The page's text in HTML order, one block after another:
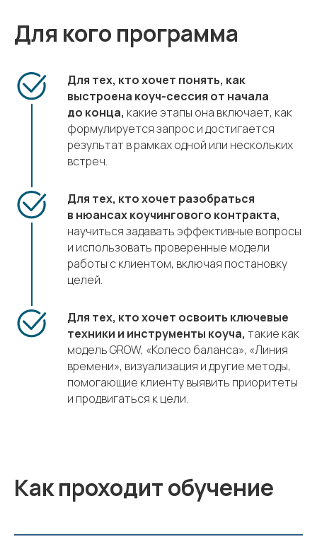
Для кого программа
Для тех, кто хочет понять, как
выстроена коуч-сессия от начала
до конца, какие этапы она включает, как
формулируется запрос и достигается
результат в рамках одной или нескольких
встреч.
Для тех, кто хочет разобраться
в нюансах коучингового контракта,
научиться задавать эффективные вопросы
и использовать проверенные модели
работы с клиентом, включая постановку
целей.
Для тех, кто хочет освоить ключевые
техники и инструменты коуча, такие как
модель GROW, «Колесо баланса», «Линия
времени», визуализация и другие методы,
помогающие клиенту выявить приоритеты
и продвигаться к цели.
Как проходит обучение